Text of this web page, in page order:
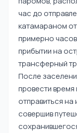
час до
катамараном
примерно
прибытии на
трансферный
После
провести
отправиться
совершив